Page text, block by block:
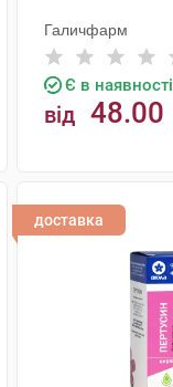
Галичфарм
Є в наявності
від 48.00
доставка